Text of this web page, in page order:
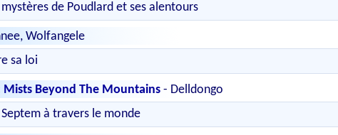
de Poudlard et ses alentours
Wolfangele
sa loi
Mists Beyond The Mountains - Delldongo
à travers le monde